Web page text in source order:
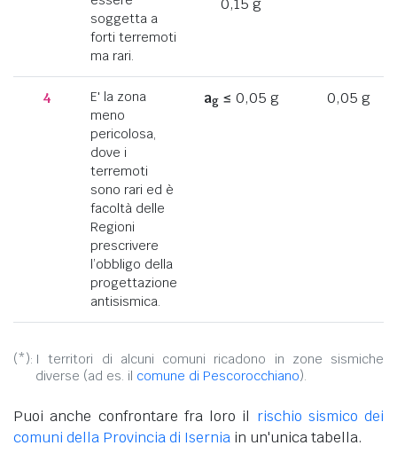
soggetta a
forti terremoti
ma rari.
0,15 g
4
E' la zona
meno
pericolosa,
dove i
terremoti
sono rari ed è
facoltà delle
Regioni
prescrivere
l’obbligo della
progettazione
antisismica.
ag≤ 0,05 g 0,05 g
(*): I territori di alcuni comuni ricadono in zone sismiche
diverse (ad es. il comune di Pescorocchiano).
Puoi anche confrontare fra loro il rischio sismico dei
comuni della Provincia di Isernia in un'unica tabella.